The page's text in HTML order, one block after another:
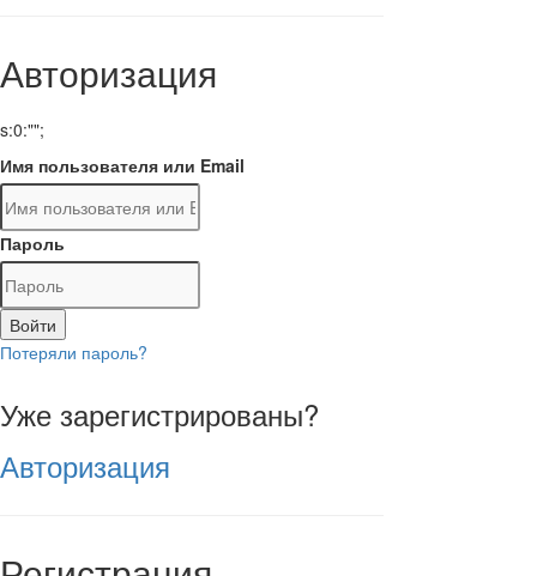
Авторизация
s:0:"";
Имя пользователя или Email
Пароль
Войти
Потеряли пароль?
Уже зарегистрированы?
Авторизация